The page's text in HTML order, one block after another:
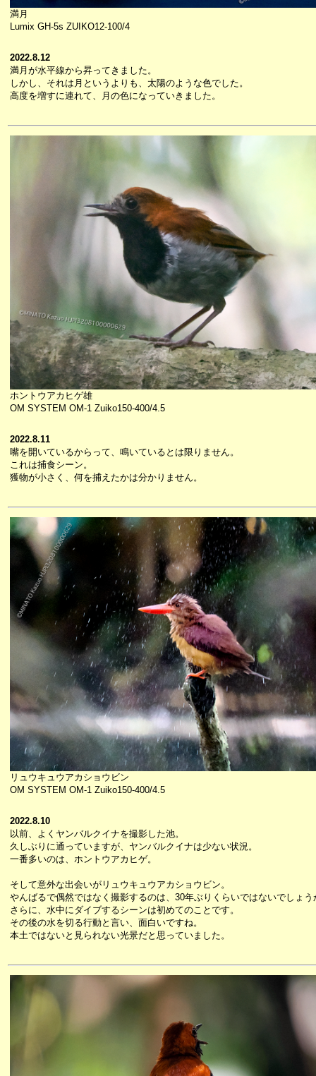
満月
Lumix GH-5s ZUIKO12-100/4
2022.8.12
満月が水平線から昇ってきました。
しかし、それは月というよりも、太陽のような色でした。
高度を増すに連れて、月の色になっていきました。
ホントウアカヒゲ雄
OM SYSTEM OM-1 Zuiko150-400/4.5
2022.8.11
嘴を開いているからって、鳴いているとは限りません。
これは捕食シーン。
獲物が小さく、何を捕えたかは分かりません。
リュウキュウアカショウビン
OM SYSTEM OM-1 Zuiko150-400/4.5
2022.8.10
以前、よくヤンバルクイナを撮影した池。
久しぶりに通っていますが、ヤンバルクイナは少ない状況。
一番多いのは、ホントウアカヒゲ。
そして意外な出会いがリュウキュウアカショウビン。
やんばるで偶然ではなく撮影するのは、30年ぶりくらいではないでしょう
さらに、水中にダイブするシーンは初めてのことです。
その後の水を切る行動と言い、面白いですね。
本土ではないと見られない光景だと思っていました。